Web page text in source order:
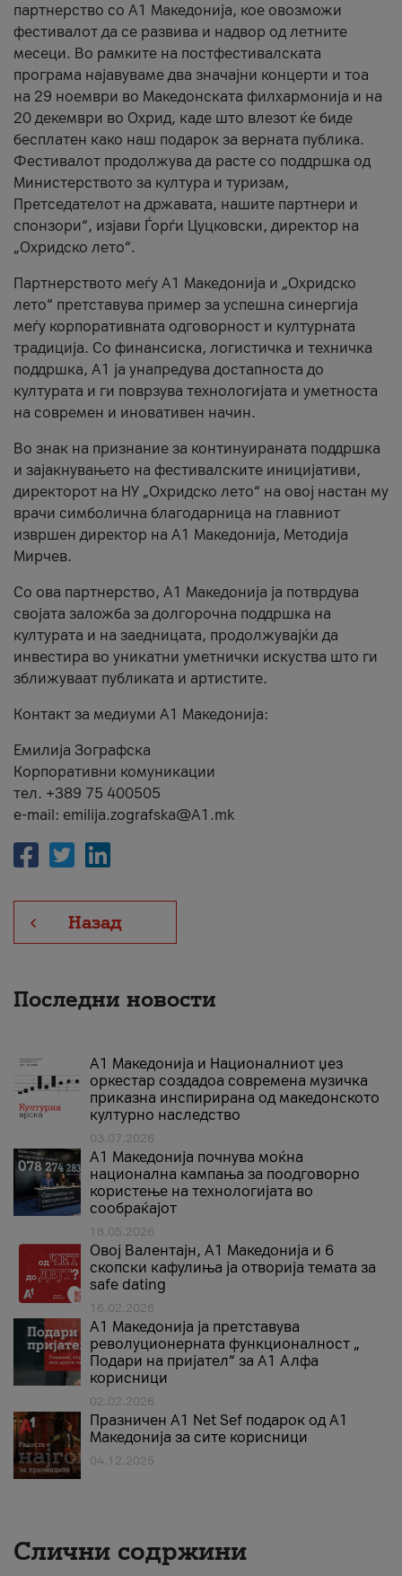
партнерство со А1 Македонија, кое овозможи
фестивалот да се развива и надвор од летните
месеци. Во рамките на постфестивалската
програма најавуваме два значајни концерти и тоа
на 29 ноември во Македонската филхармонија и на
20 декември во Охрид, каде што влезот ќе биде
бесплатен како наш подарок за верната публика.
Фестивалот продолжува да расте со поддршка од
Министерството за култура и туризам,
Претседателот на државата, нашите партнери и
спонзори“, изјави Ѓорѓи Цуцковски, директор на
„Охридско лето“.
Партнерството меѓу A1 Македонија и „Охридско
лето“ претставува пример за успешна синергија
меѓу корпоративната одговорност и културната
традиција. Со финансиска, логистичка и техничка
поддршка, A1 ја унапредува достапноста до
културата и ги поврзува технологијата и уметноста
на современ и иновативен начин.
Во знак на признание за континуираната поддршка
и зајакнувањето на фестивалските иницијативи,
директорот на НУ „Охридско лето“ на овој настан му
врачи симболична благодарница на главниот
извршен директор на A1 Македонија, Методија
Мирчев.
Со ова партнерство, A1 Македонија ја потврдува
својата заложба за долгорочна поддршка на
културата и на заедницата, продолжувајќи да
инвестира во уникатни уметнички искуства што ги
зближуваат публиката и артистите.
Контакт за медиуми А1 Македонија:
Емилија Зографска
Корпоративни комуникации
тел. +389 75 400505
e-mail: emilija.zografska@A1.mk
Назад
Последни новости
А1 Македонија и Националниот џез
оркестар создадоа современа музичка
приказна инспирирана од македонското
културно наследство
03.07.2026
A1 Македонија почнува моќна
национална кампања за поодговорно
користење на технологијата во
сообраќајот
18.05.2026
Овој Валентајн, A1 Македонија и 6
скопски кафулиња ја отворија темата за
safe dating
16.02.2026
А1 Македонија ја претставува
револуционерната функционалност „
Подари на пријател“ за А1 Алфа
корисници
02.02.2026
Празничен A1 Net Sеf подарок од А1
Македонија за сите корисници
04.12.2025
Слични содржини